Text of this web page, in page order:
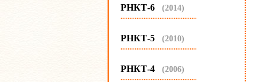
РНКТ-6 (2014)
...........................................
РНКТ-5 (2010)
...........................................
РНКТ-4 (2006)
...........................................